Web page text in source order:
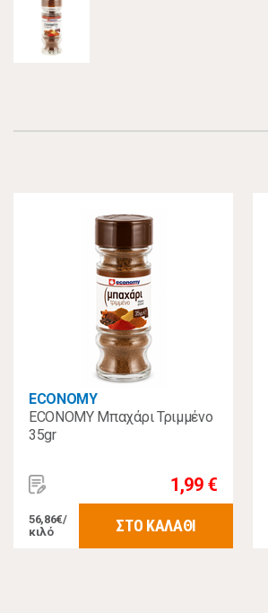
ECONOMY
ECONOMY Μπαχάρι Τριμμένο
35gr
1,99 €
56,86€/
κιλό
ΣΤΟ ΚΑΛΑΘΙ